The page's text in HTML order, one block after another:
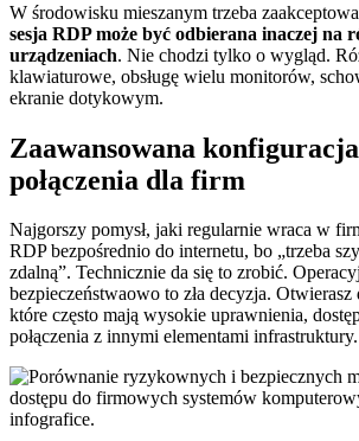
W środowisku mieszanym trzeba
sesja RDP może być odbierana inaczej na
urządzeniach. Nie chodzi tylko o wygląd.
klawiaturowe, obsługę wielu monitorów,
ekranie dotykowym.
Zaawansowana
połączenia dla firm
Najgorszy pomysł, jaki regularnie wraca w
RDP bezpośrednio do internetu, bo „trzeba
zdalną”. Technicznie da się to zrobić.
bezpieczeństwaowo to zła decyzja. Otwierasz
które często mają wysokie uprawnienia,
połączenia z innymi elementami infrastruktury.